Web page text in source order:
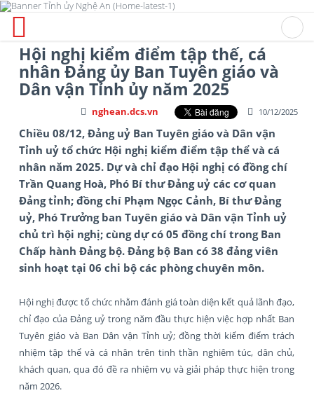
Hội nghị kiểm điểm tập thế, cá
nhân Đảng ủy Ban Tuyên giáo và
Dân vận Tỉnh ủy năm 2025
10/12/2025
nghean.dcs.vn
Chiều 08/12, Đảng uỷ Ban Tuyên giáo và Dân vận
Tỉnh uỷ tổ chức Hội nghị kiểm điểm tập thể và cá
nhân năm 2025. Dự và chỉ đạo Hội nghị có đồng chí
Trần Quang Hoà, Phó Bí thư Đảng uỷ các cơ quan
Đảng tỉnh; đồng chí Phạm Ngọc Cảnh, Bí thư Đảng
uỷ, Phó Trưởng ban Tuyên giáo và Dân vận Tỉnh uỷ
chủ trì hội nghị; cùng dự có 05 đồng chí trong Ban
Chấp hành Đảng bộ. Đảng bộ Ban có 38 đảng viên
sinh hoạt tại 06 chi bộ các phòng chuyên môn.
Hội nghị được tổ chức nhằm đánh giá toàn diện kết quả lãnh đạo,
chỉ đạo của Đảng uỷ trong năm đầu thực hiện việc hợp nhất Ban
Tuyên giáo và Ban Dân vận Tỉnh uỷ; đồng thời kiểm điểm trách
nhiệm tập thể và cá nhân trên tinh thần nghiêm túc, dân chủ,
khách quan, qua đó đề ra nhiệm vụ và giải pháp thực hiện trong
năm 2026.